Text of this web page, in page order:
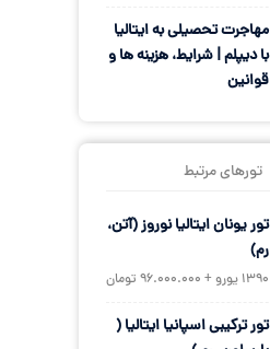
مهاجرت تحصیلی به ایتالیا
با دیپلم | شرایط، هزینه ها و
قوانین
تورهای مرتبط
تور یونان ایتالیا نوروز (آتن،
رم)
1390 یورو + 96.000.000 تومان
تور ترکیبی اسپانیا ایتالیا (